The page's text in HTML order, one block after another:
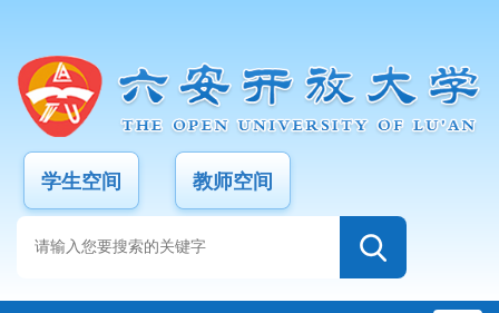
学生空间 教师空间